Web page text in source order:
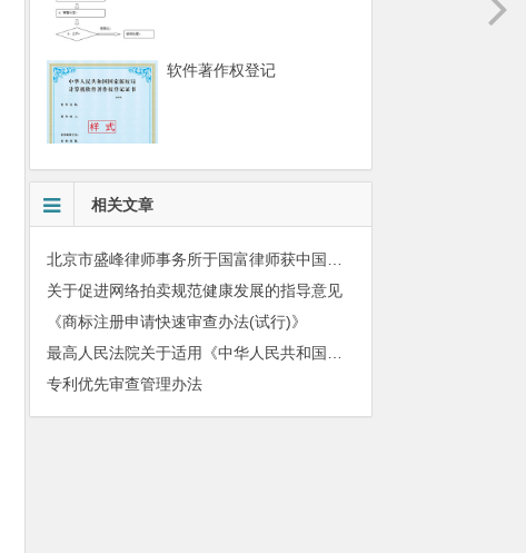
软件著作权登记
相关文章
关于促进网络拍卖规范健康发展的指导意见
《商标注册申请快速审查办法(试行)》
专利优先审查管理办法